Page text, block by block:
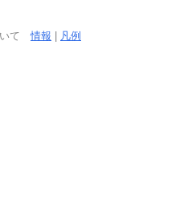
いて情報 凡例